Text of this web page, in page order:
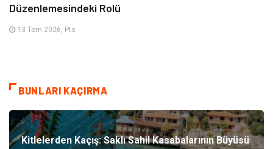
Düzenlemesindeki Rolü
13 Tem 2026, Pts
BUNLARI KAÇIRMA
Kitlelerden Kaçış: Saklı Sahil Kasabalarının Büyüsü